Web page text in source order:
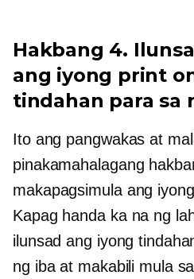
Hakbang 4.
ang iyong print
tindahan para sa
Ito ang pangwakas at
pinakamahalagang
makapagsimula ang
Kapag handa ka na ng
ilunsad ang iyong
ng iba at makabili mula